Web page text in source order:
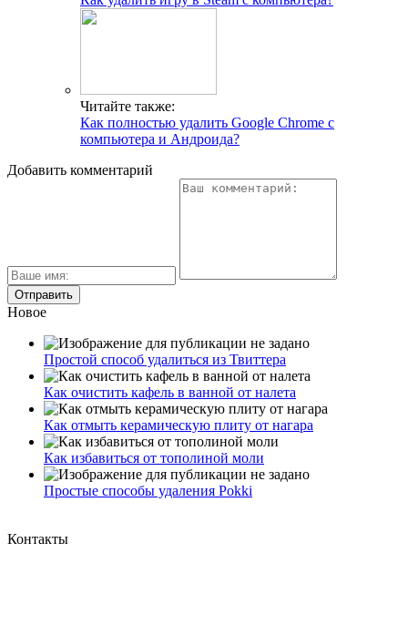
Читайте также:
Как полностью удалить Google Chrome c
компьютера и Андроида?
Добавить комментарий
Новое
Простой способ удалиться из Твиттера
Как очистить кафель в ванной от налета
Как отмыть керамическую плиту от нагара
Как избавиться от тополиной моли
Простые способы удаления Pokki
Контакты